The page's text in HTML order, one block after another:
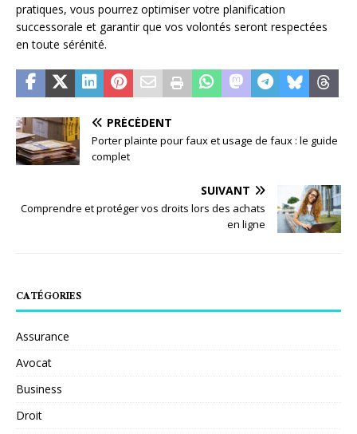
pratiques, vous pourrez optimiser votre planification
successorale et garantir que vos volontés seront respectées
en toute sérénité.
PRÉCÉDENT
Porter plainte pour faux et usage de faux : le guide
complet
SUIVANT
Comprendre et protéger vos droits lors des achats
en ligne
CATÉGORIES
Assurance
Avocat
Business
Droit